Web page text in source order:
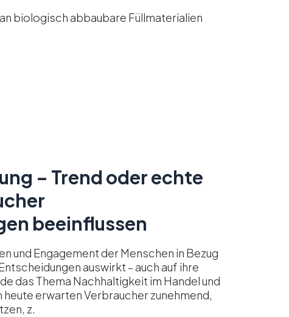
biologisch abbaubare Füllmaterialien
– Trend oder echte
beeinflussen
und Engagement der Menschen in Bezug
auswirkt – auch auf ihre
das Thema Nachhaltigkeit im Handel und
erwarten Verbraucher zunehmend,
z.